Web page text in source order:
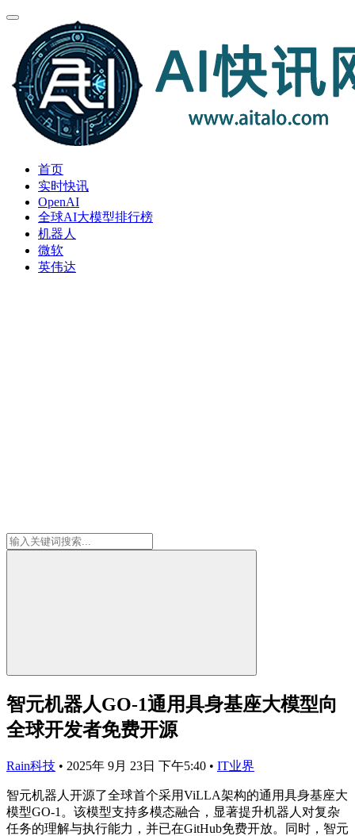
首页
实时快讯
OpenAI
全球AI大模型排行榜
机器人
微软
英伟达
智元机器人GO-1通用具身基座大模型向
全球开发者免费开源
Rain科技 • 2025年 9月 23日 下午5:40 • IT业界
智元机器人开源了全球首个采用ViLLA架构的通用具身基座大
模型GO-1。该模型支持多模态融合，显著提升机器人对复杂
任务的理解与执行能力，并已在GitHub免费开放。同时，智元